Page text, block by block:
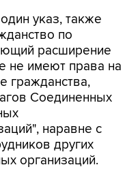
указ, также
по
расширение
не имеют права на
гражданства,
Соединенных
наравне с
других
организаций.